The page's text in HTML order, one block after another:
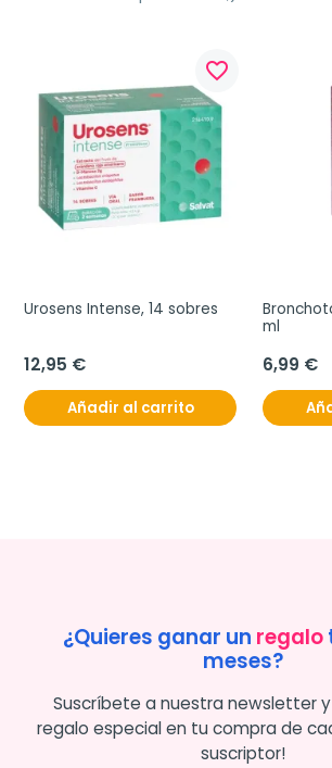
favorite_border
Urosens Intense, 14 sobres
12,95 €
Añadir al carrito
ml
6,99 €
¿Quieres ganar un regalo
meses?
Suscríbete a nuestra newsletter
regalo especial en tu compra de
suscriptor!